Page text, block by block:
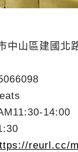
中山區建國北
14:00
reurl.cc/